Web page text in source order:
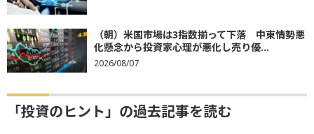
（朝）米国市場は3指数揃って下落 中東情勢悪
化懸念から投資家心理が悪化し売り優...
2026/08/07
「投資のヒント」の過去記事を読む